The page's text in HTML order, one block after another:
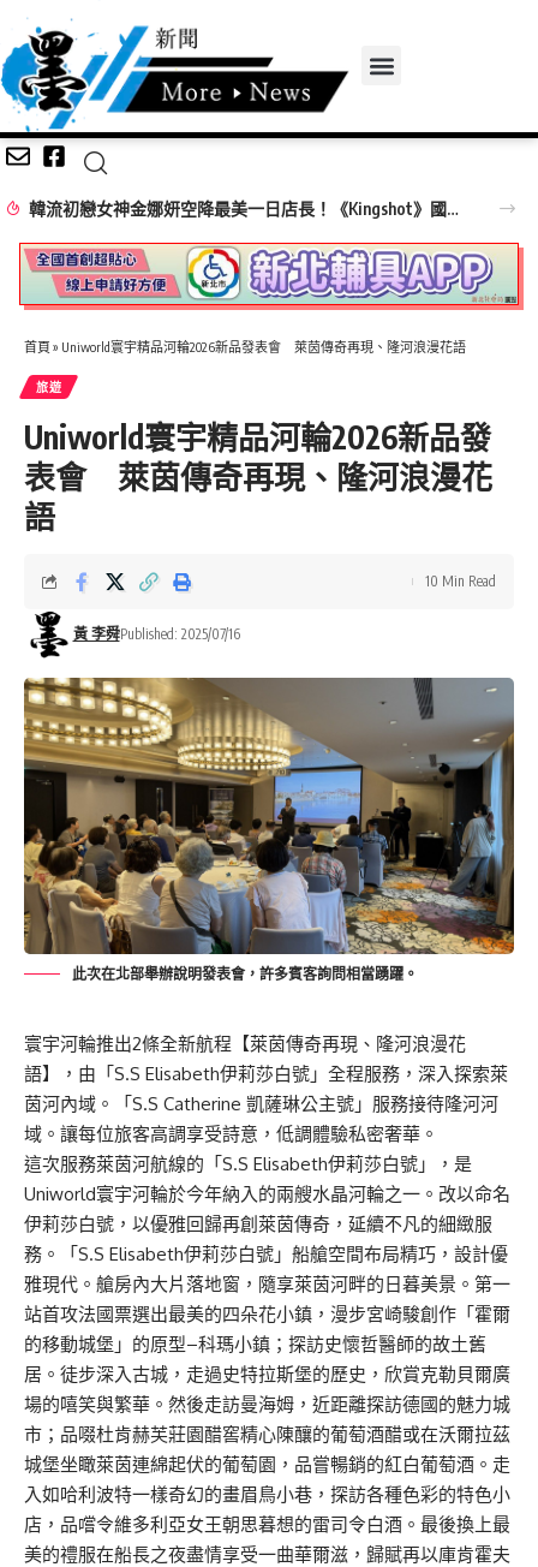
韓流初戀女神金娜妍空降最美一日店長！《Kingshot》國王燒烤節攜手焦糖楓串燒、柒息地居酒屋端出國王級美味狂潮
首頁 » Uniworld寰宇精品河輪2026新品發表會 萊茵傳奇再現、隆河浪漫花語
旅遊
Uniworld寰宇精品河輪2026新品發
表會 萊茵傳奇再現、隆河浪漫花
語
黃 李舜Published: 2025/07/16
10 Min Read
此次在北部舉辦說明發表會，許多賓客詢問相當踴躍。
寰宇河輪推出2條全新航程【萊茵傳奇再現、隆河浪漫花
語】，由「S.S Elisabeth伊莉莎白號」全程服務，深入探索萊
茵河內域。「S.S Catherine 凱薩琳公主號」服務接待隆河河
域。讓每位旅客高調享受詩意，低調體驗私密奢華。
這次服務萊茵河航線的「S.S Elisabeth伊莉莎白號」，是
Uniworld寰宇河輪於今年納入的兩艘水晶河輪之一。改以命名
伊莉莎白號，以優雅回歸再創萊茵傳奇，延續不凡的細緻服
務。「S.S Elisabeth伊莉莎白號」船艙空間布局精巧，設計優
雅現代。艙房內大片落地窗，隨享萊茵河畔的日暮美景。第一
站首攻法國票選出最美的四朵花小鎮，漫步宮崎駿創作「霍爾
的移動城堡」的原型–科瑪小鎮；探訪史懷哲醫師的故土舊
居。徒步深入古城，走過史特拉斯堡的歷史，欣賞克勒貝爾廣
場的嘻笑與繁華。然後走訪曼海姆，近距離探訪德國的魅力城
市；品啜杜肯赫芙莊園醋窖精心陳釀的葡萄酒醋或在沃爾拉茲
城堡坐瞰萊茵連綿起伏的葡萄園，品嘗暢銷的紅白葡萄酒。走
入如哈利波特一樣奇幻的畫眉鳥小巷，探訪各種色彩的特色小
店，品嚐令維多利亞女王朝思暮想的雷司令白酒。最後換上最
美的禮服在船長之夜盡情享受一曲華爾滋，歸賦再以庫肯霍夫